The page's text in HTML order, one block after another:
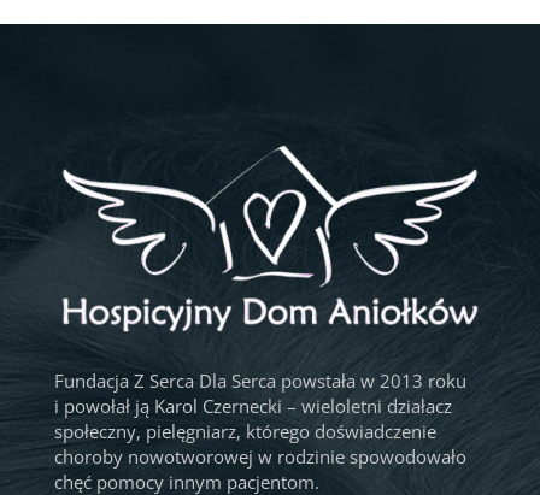
Fundacja Z Serca Dla Serca powstała w 2013 roku
i powołał ją Karol Czernecki – wieloletni działacz
społeczny, pielęgniarz, którego doświadczenie
choroby nowotworowej w rodzinie spowodowało
chęć pomocy innym pacjentom.